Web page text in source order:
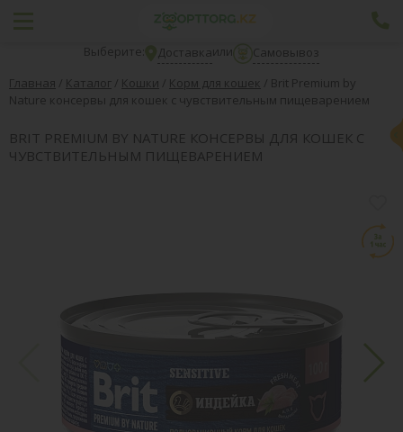
Выберите: Доставкаили
Самовывоз
Главная / Каталог / Кошки / Корм для кошек / Brit Premium by
Nature консервы для кошек с чувствительным пищеварением
BRIT PREMIUM BY NATURE КОНСЕРВЫ ДЛЯ КОШЕК С
ЧУВСТВИТЕЛЬНЫМ ПИЩЕВАРЕНИЕМ